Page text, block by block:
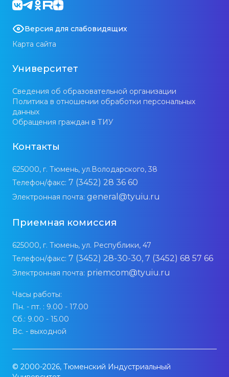
Версия для слабовидящих
Карта сайта
Университет
Сведения об образовательной организации
Политика в отношении обработки персональных
данных
Обращения граждан в ТИУ
Контакты
625000, г. Тюмень, ул.Володарского, 38
Телефон/факс: 7 (3452) 28 36 60
Электронная почта: general@tyuiu.ru
Приемная комиссия
625000, г. Тюмень, ул. Республики, 47
Телефон/факс: 7 (3452) 28-30-30, 7 (3452) 68 57 66
Электронная почта: priemcom@tyuiu.ru
Часы работы:
Пн. - пт. : 9.00 - 17.00
Сб.: 9.00 - 15.00
Вс. - выходной
© 2000-2026, Тюменский Индустриальный